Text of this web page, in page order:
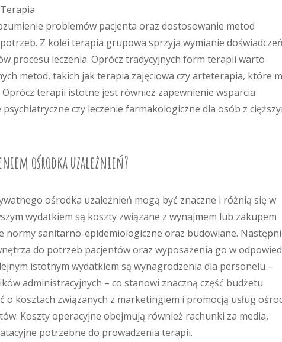
problemów pacjenta oraz dostosowanie metod
Z kolei terapia grupowa sprzyja wymianie
procesu leczenia. Oprócz tradycyjnych form terapii warto
metod, takich jak terapia zajęciowa czy arteterapia, które
terapii istotne jest również zapewnienie wsparcia
czy leczenie farmakologiczne dla osób z
ośrodka uzależnień?
ośrodka uzależnień mogą być znaczne i różnią się w
wydatkiem są koszty związane z wynajmem lub zakupem
normy sanitarno-epidemiologiczne oraz budowlane.
do potrzeb pacjentów oraz wyposażenia go w
istotnym wydatkiem są wynagrodzenia dla personelu –
administracyjnych – co stanowi znaczną część budżetu
kosztach związanych z marketingiem i promocją usług
Koszty operacyjne obejmują również rachunki za media,
potrzebne do prowadzenia terapii.